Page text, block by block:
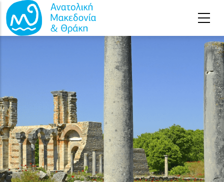
Παράκαμψη προς το κυρίως περιεχόμενο